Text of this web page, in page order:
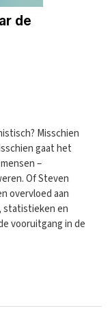
de
Misschien
gaat het
–
Of Steven
overvloed aan
statistieken en
vooruitgang in de